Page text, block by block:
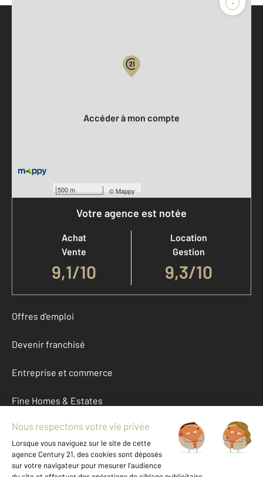
-
500 m ©Mappy
Accéder à mon compte
Votre agence est notée
Achat
Vente
9,1/10
Location
Gestion
9,3/10
Offres d'emploi
Devenir franchisé
Entreprise et commerce
Fine Homes & Estates
À propos
International